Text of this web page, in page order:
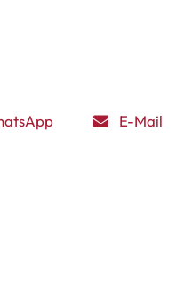
E-Mail